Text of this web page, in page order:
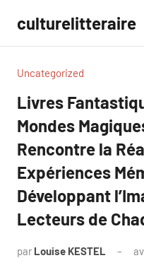
contenu
culturelitteraire
Uncategorized
Livres
Mondes
Rencontre la
Expériences
Développant
Lecteurs de
par Louise KESTEL